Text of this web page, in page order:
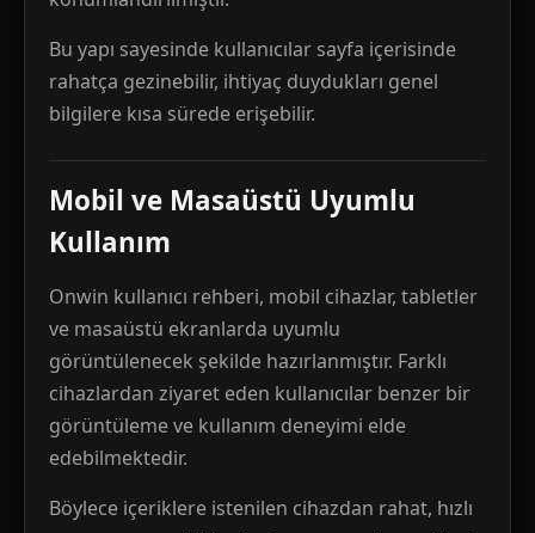
Bu yapı sayesinde kullanıcılar sayfa içerisinde
rahatça gezinebilir, ihtiyaç duydukları genel
bilgilere kısa sürede erişebilir.
Mobil ve Masaüstü Uyumlu
Kullanım
Onwin kullanıcı rehberi, mobil cihazlar, tabletler
ve masaüstü ekranlarda uyumlu
görüntülenecek şekilde hazırlanmıştır. Farklı
cihazlardan ziyaret eden kullanıcılar benzer bir
görüntüleme ve kullanım deneyimi elde
edebilmektedir.
Böylece içeriklere istenilen cihazdan rahat, hızlı